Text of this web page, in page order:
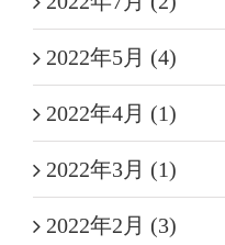
2022年5月 (4)
2022年4月 (1)
2022年3月 (1)
2022年2月 (3)